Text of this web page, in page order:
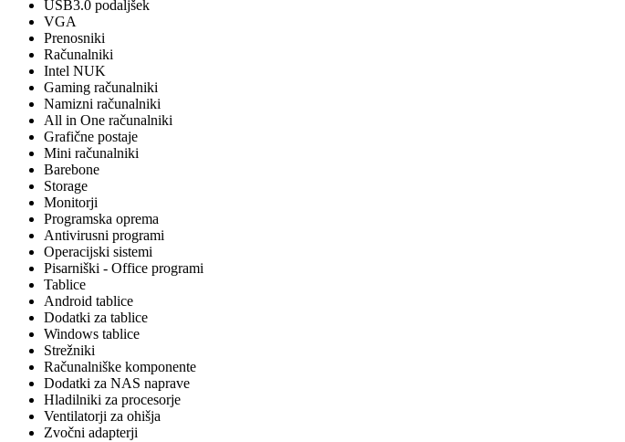
USB3.0 podaljšek
VGA
Prenosniki
Računalniki
Intel NUK
Gaming računalniki
Namizni računalniki
All in One računalniki
Grafične postaje
Mini računalniki
Barebone
Storage
Monitorji
Programska oprema
Antivirusni programi
Operacijski sistemi
Pisarniški - Office programi
Tablice
Android tablice
Dodatki za tablice
Windows tablice
Strežniki
Računalniške komponente
Dodatki za NAS naprave
Hladilniki za procesorje
Ventilatorji za ohišja
Zvočni adapterji